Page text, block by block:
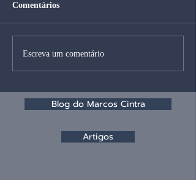
Comentários
Escreva um comentário
Blog do Marcos Cintra
Artigos